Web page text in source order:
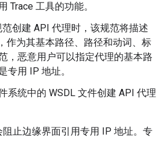
Trace 工具的功能。
创建 API 代理时，该规范将描述
作为其基本路径、路径和动词、标
，恶意用户可以指定代理的基本路
专用 IP 地址。
系统中的 WSDL 文件创建 API 代理
止边缘界面引用专用 IP 地址。专